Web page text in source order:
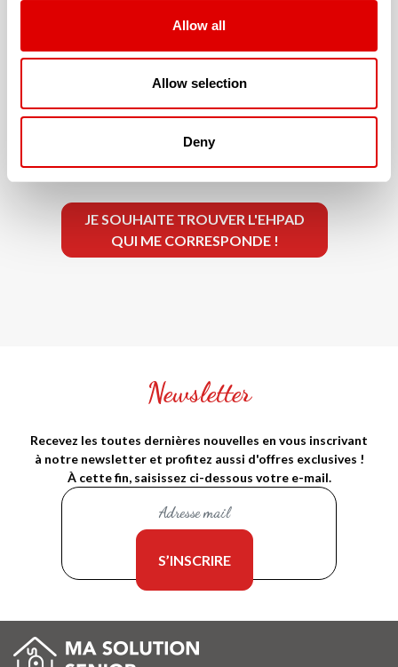
Allow all
Allow selection
Deny
Les tarifs de la dépendance sont les suivants :
G.I.R. 1 & 2 : 22.23 €
JE SOUHAITE TROUVER L'EHPAD
QUI ME CORRESPONDE !
Newsletter
Recevez les toutes dernières nouvelles en vous inscrivant
à notre newsletter et profitez aussi d'offres exclusives !
À cette fin, saisissez ci-dessous votre e-mail.